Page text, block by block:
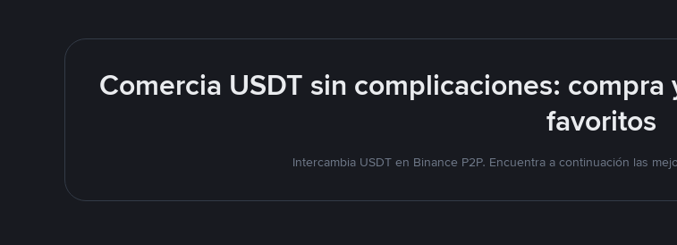
Comercia USDT sin complicaciones:
favoritos
Intercambia USDT en Binance P2P. Encuentra a continuación las